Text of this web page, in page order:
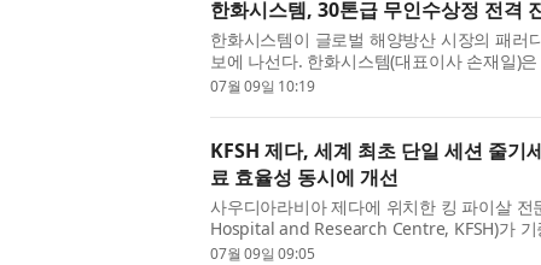
한화시스템, 30톤급 무인수상정 전격
한화시스템이 글로벌 해양방산 시장의 패러
보에 나선다. 한화시스템(대표이사 손재일)
달 초, 부산 가덕대교 인근에서 성공적으로
07월 09일 10:19
KFSH 제다, 세계 최초 단일 세션 줄
료 효율성 동시에 개선
사우디아라비아 제다에 위치한 킹 파이살
Hospital and Research Centre, KFSH)가
정확하게 예측하는 세계 최초의 프로토콜을
07월 09일 09:05